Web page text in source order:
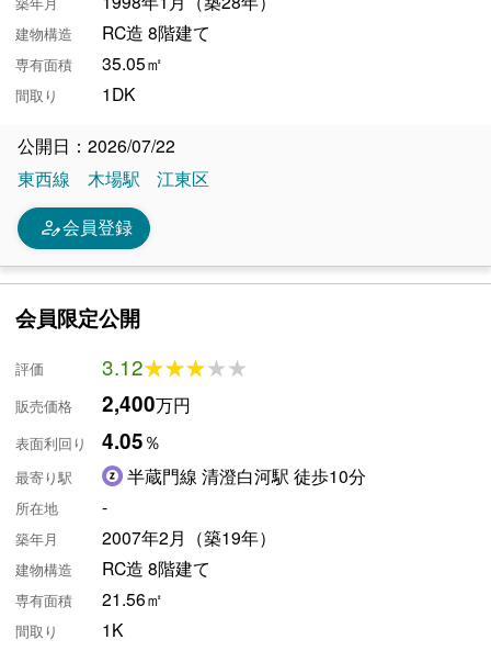
建物構造 RC造 8階建て
専有面積 35.05㎡
間取り 1DK
公開日：2026/07/22
東西線
木場駅 江東区
person_edit会員登録
会員限定公開
評価 3.12★★★★★
★★★★★
販売価格 2,400万円
表面利回り 4.05％
最寄り駅 半蔵門線 清澄白河駅 徒歩10分
所在地 -
築年月 2007年2月（築19年）
建物構造 RC造 8階建て
専有面積 21.56㎡
間取り 1K